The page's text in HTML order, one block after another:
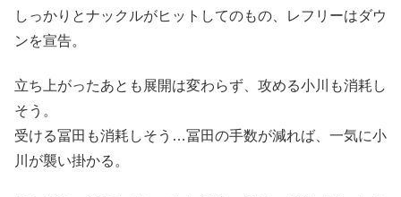
しっかりとナックルがヒットしてのもの、レフリーはダウ
ンを宣告。
立ち上がったあとも展開は変わらず、攻める小川も消耗し
そう。
受ける冨田も消耗しそう…冨田の手数が減れば、一気に小
川が襲い掛かる。